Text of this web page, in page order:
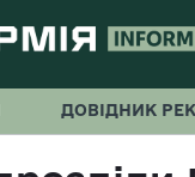
ДОВІДНИК